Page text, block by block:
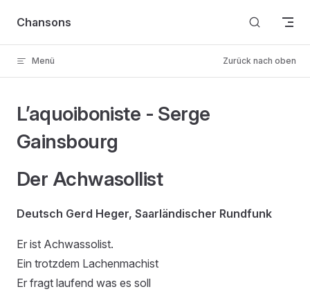
Skip to content
Chansons
Menü Zurück nach oben
L’aquoiboniste - Serge
Gainsbourg
Der Achwasollist
Deutsch Gerd Heger, Saarländischer Rundfunk
Er ist Achwassolist.
Ein trotzdem Lachenmachist
Er fragt laufend was es soll